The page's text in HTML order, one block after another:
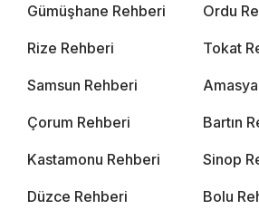
Gümüşhane Rehberi Ordu
Rize Rehberi Tokat
Samsun Rehberi
Çorum Rehberi Bartın
Kastamonu Rehberi Sinop
Düzce Rehberi Bolu